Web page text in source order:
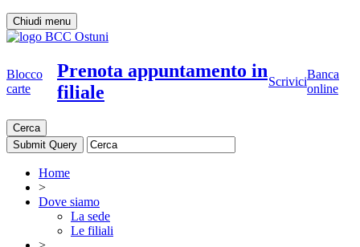
Chiudi menu
Blocco
carte
Prenota appuntamento in
filiale
Scrivici
Banca
online
Cerca
Home
>
Dove siamo
La sede
Le filiali